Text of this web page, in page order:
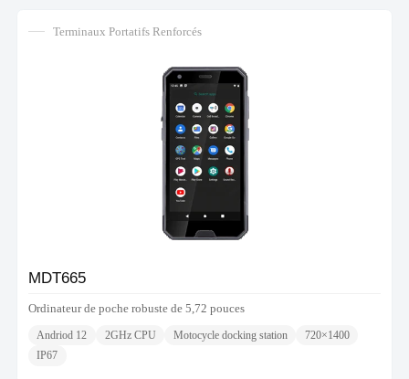
Terminaux Portatifs Renforcés
MDT665
Ordinateur de poche robuste de 5,72 pouces
Andriod 12 2GHz CPU Motocycle docking station
720×1400
IP67